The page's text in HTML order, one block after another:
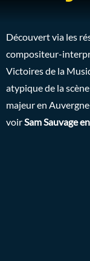
Découvert via les
compositeur-
Victoires de la
atypique de la
majeur en
voir Sam Sauvage